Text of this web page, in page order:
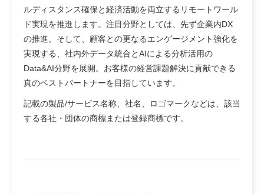
ルディスタンス確保と経済活動を両立するリモートワール
ド実現を推進します。注目分野としては、先ず企業内DX
の推進。そして、顧客との更なるエンゲージメント強化を
実現する、社内外データ統合とAIによる分析活用の
Data&AI分野を展開。お客様の経営課題解決に貢献できる
真のベストパートナーを目指しています。
記載の製品/サービス名称、社名、ロゴマークなどは、該当
する各社・団体の商標または登録商標です。